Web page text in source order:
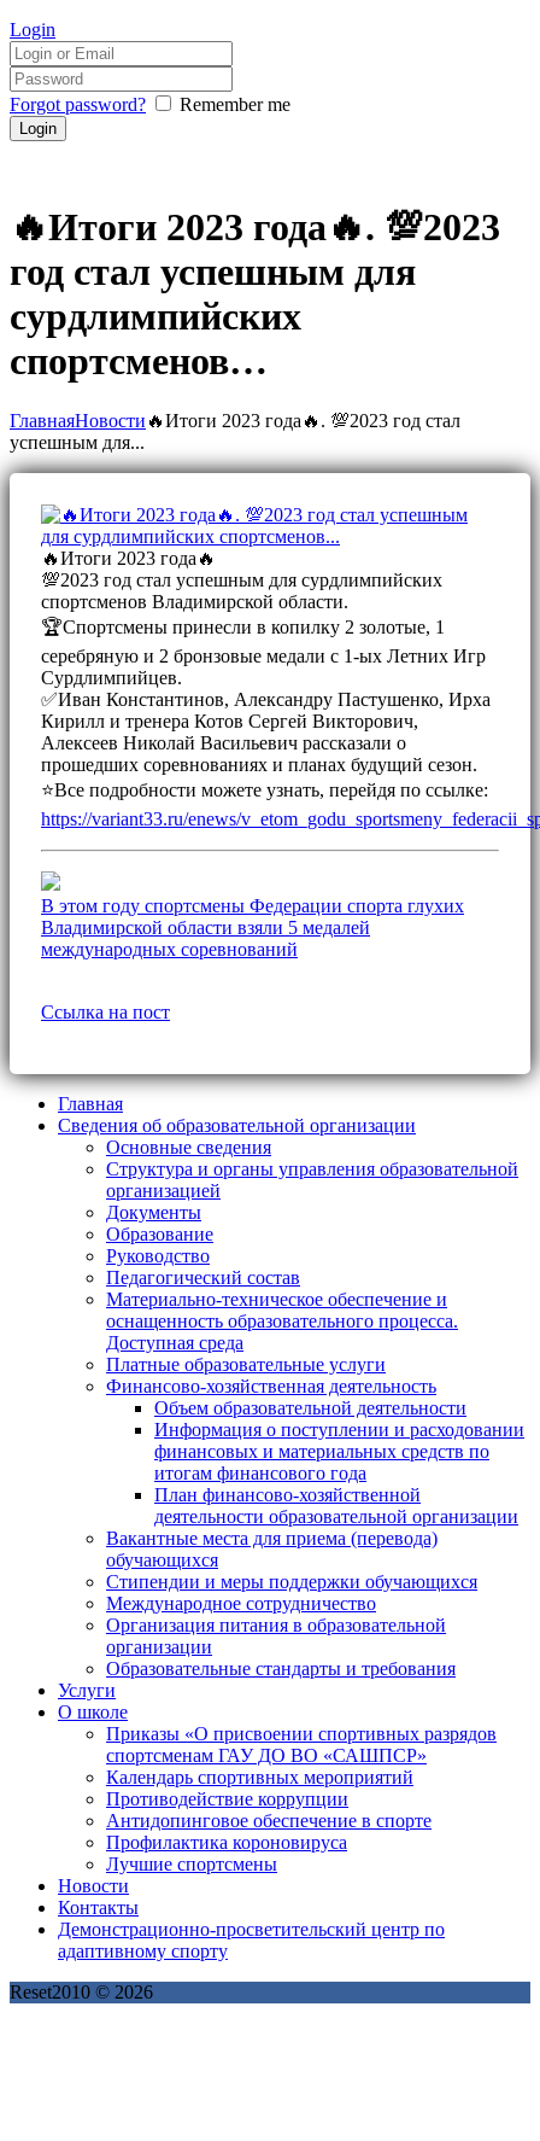
Login
Forgot password? Remember me
🔥Итоги 2023 года🔥. 💯2023
год стал успешным для
сурдлимпийских
спортсменов…
ГлавнаяНовости 🔥Итоги 2023 года🔥. 💯2023 год стал
успешным для...
🔥Итоги 2023 года🔥
💯2023 год стал успешным для сурдлимпийских
спортсменов Владимирской области.
🏆Спортсмены принесли в копилку 2 золотые, 1
серебряную и 2 бронзовые медали с 1-ых Летних Игр
Сурдлимпийцев.
✅Иван Константинов, Александру Пастушенко, Ирха
Кирилл и тренера Котов Сергей Викторович,
Алексеев Николай Васильевич рассказали о
прошедших соревнованиях и планах будущий сезон.
⭐Все подробности можете узнать, перейдя по ссылке:
https://variant33.ru/enews/
В этом году спортсмены Федерации спорта глухих
Владимирской области взяли 5 медалей
международных соревнований
Ссылка на пост
Главная
Сведения об образовательной организации
Основные сведения
Структура и органы управления образовательной
организацией
Документы
Образование
Руководство
Педагогический состав
Материально-техническое обеспечение и
оснащенность образовательного процесса.
Доступная среда
Платные образовательные услуги
Финансово-хозяйственная деятельность
Объем образовательной деятельности
Информация о поступлении и расходовании
финансовых и материальных средств по
итогам финансового года
План финансово-хозяйственной
деятельности образовательной организации
Вакантные места для приема (перевода)
обучающихся
Стипендии и меры поддержки обучающихся
Международное сотрудничество
Организация питания в образовательной
организации
Образовательные стандарты и требования
Услуги
О школе
Приказы «О присвоении спортивных разрядов
спортсменам ГАУ ДО ВО «САШПСР»
Календарь спортивных мероприятий
Противодействие коррупции
Антидопинговое обеспечение в спорте
Профилактика короновируса
Лучшие спортсмены
Новости
Контакты
Демонстрационно-просветительский центр по
адаптивному спорту
Reset2010 © 2026